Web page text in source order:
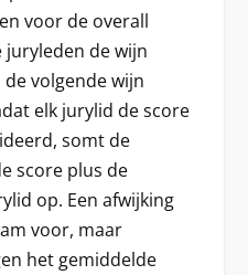
voor de overall
juryleden de wijn
volgende wijn
elk jurylid de score
somt de
score plus de
op. Een afwijking
voor, maar
het gemiddelde